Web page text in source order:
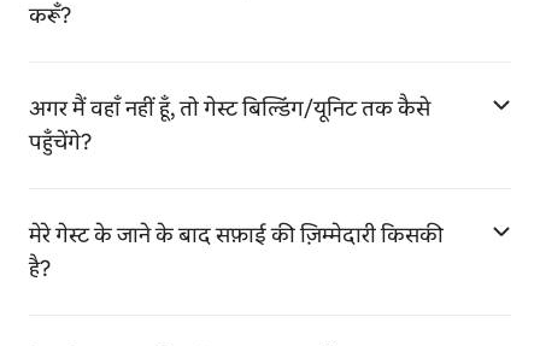
करूँ?
अगर मैं वहाँ नहीं हूँ, तो गेस्ट बिल्डिंग/यूनिट तक कैसे
पहुँचेंगे?
मेरे गेस्ट के जाने के बाद सफ़ाई की ज़िम्मेदारी किसकी
है?